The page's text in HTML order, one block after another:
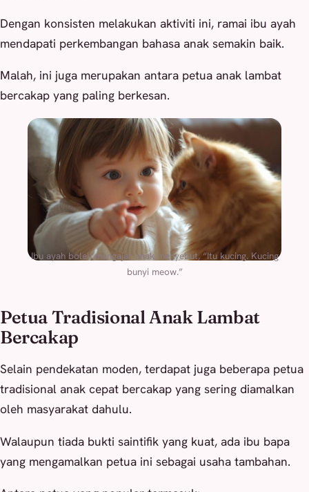
Dengan konsisten melakukan aktiviti ini, ramai ibu ayah
mendapati perkembangan bahasa anak semakin baik.
Malah, ini juga merupakan antara petua anak lambat
bercakap yang paling berkesan.
Ibu ayah boleh mengajar anak menyebut, “Itu kucing. Kucing
bunyi meow.”
Petua Tradisional Anak Lambat
Bercakap
Selain pendekatan moden, terdapat juga beberapa petua
tradisional anak cepat bercakap yang sering diamalkan
oleh masyarakat dahulu.
Walaupun tiada bukti saintifik yang kuat, ada ibu bapa
yang mengamalkan petua ini sebagai usaha tambahan.